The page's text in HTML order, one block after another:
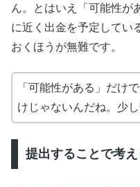
ん。とはいえ「可能性が
に近く出金を予定してい
おくほうが無難です。
「可能性がある」だけ
けじゃないんだね。少し
提出することで考